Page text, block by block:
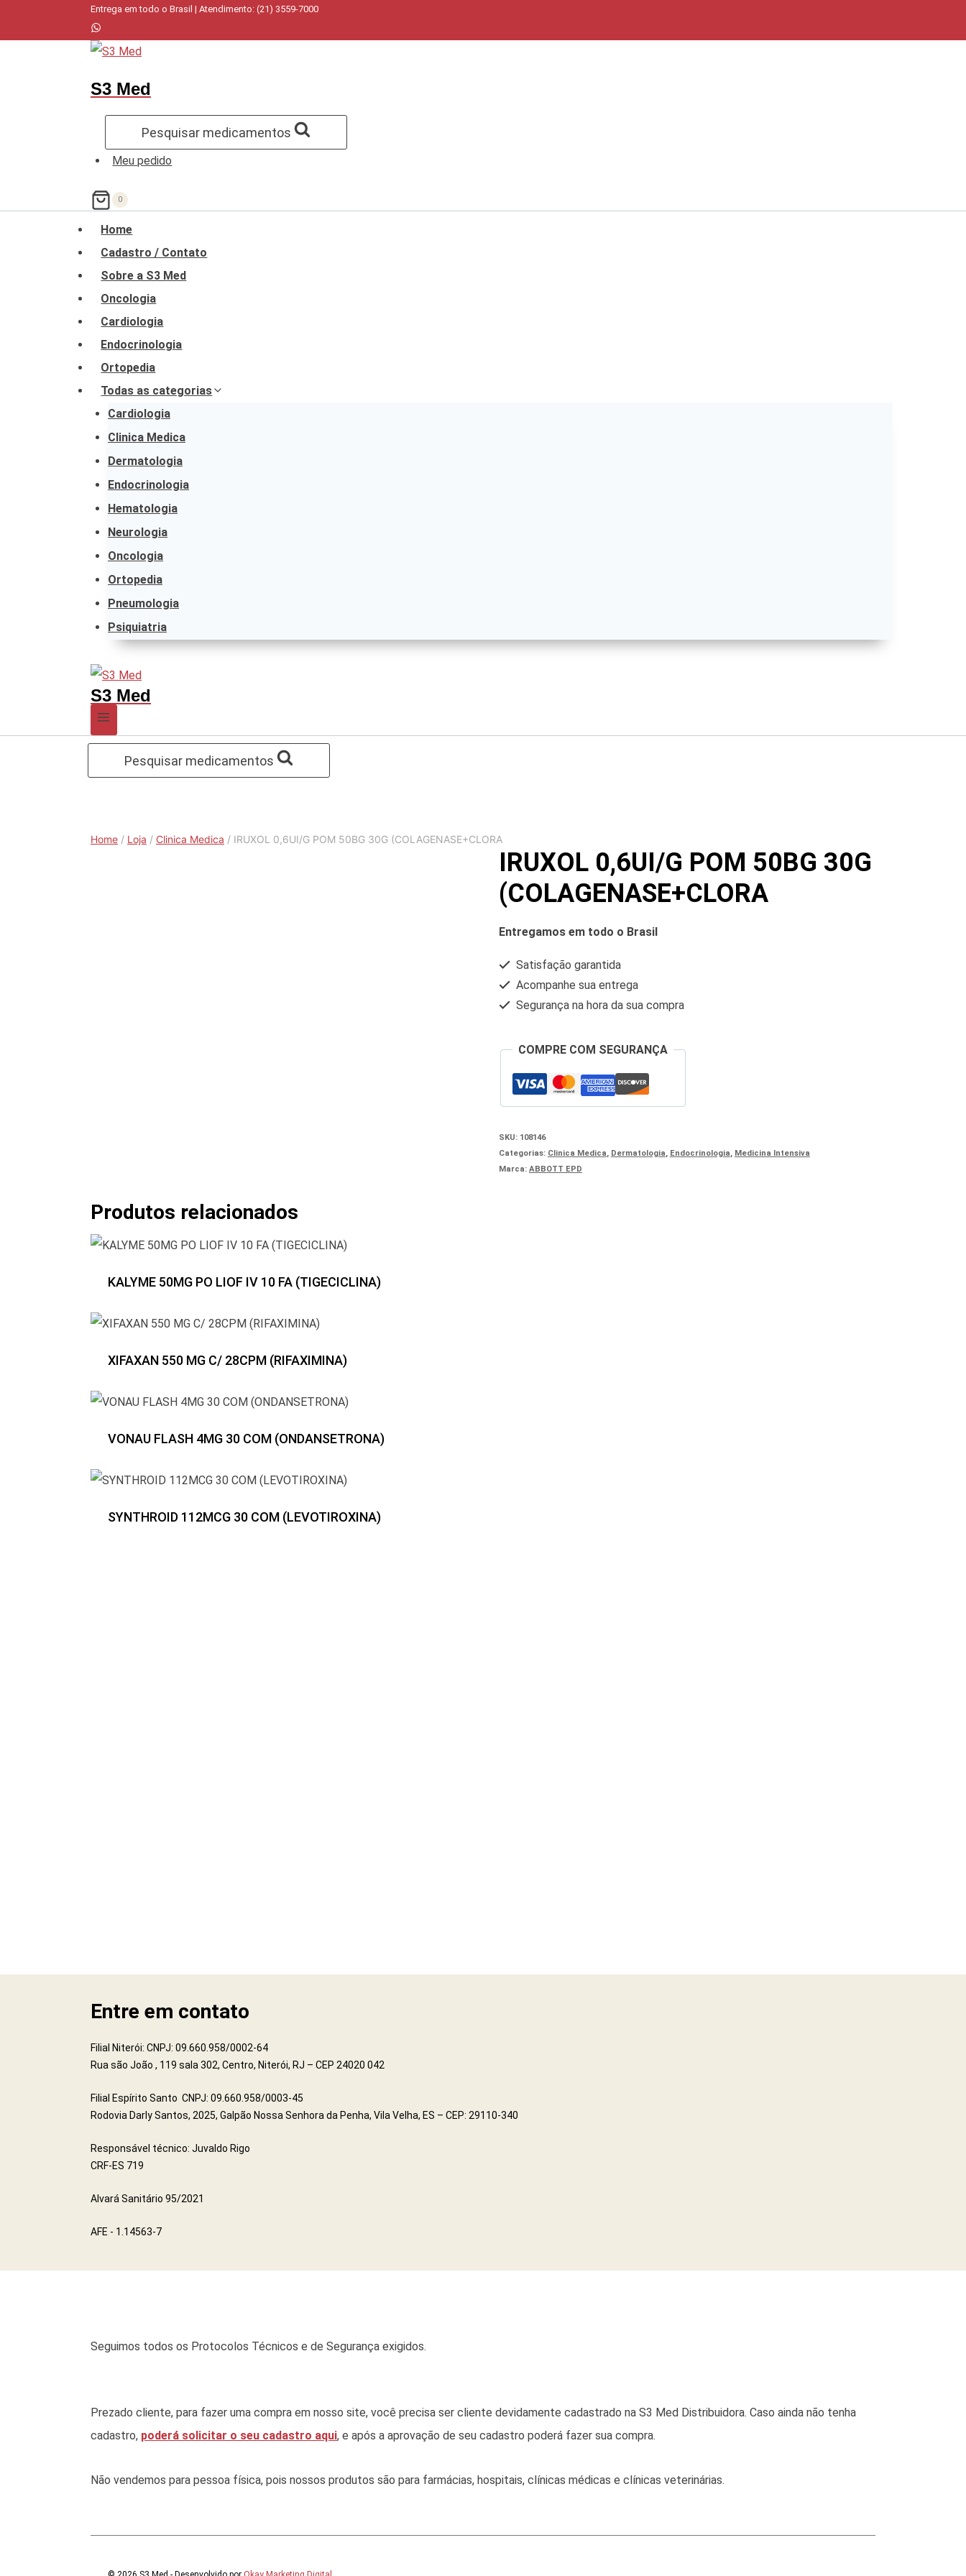
Entrega em todo o Brasil | Atendimento: (21) 3559-7000
S3 Med
Pesquisar medicamentos
Meu pedido
0
Home
Cadastro / Contato
Sobre a S3 Med
Oncologia
Cardiologia
Endocrinologia
Ortopedia
Todas as categorias
Cardiologia
Clinica Medica
Dermatologia
Endocrinologia
Hematologia
Neurologia
Oncologia
Ortopedia
Pneumologia
Psiquiatria
S3 Med
Pesquisar medicamentos
Home / Loja / Clinica Medica / IRUXOL 0,6UI/G POM 50BG 30G (COLAGENASE+CLORA
IRUXOL 0,6UI/G POM 50BG 30G
(COLAGENASE+CLORA
Entregamos em todo o Brasil
Satisfação garantida
Acompanhe sua entrega
Segurança na hora da sua compra
COMPRE COM SEGURANÇA
SKU: 108146
Categorias: Clinica Medica, Dermatologia, Endocrinologia, Medicina Intensiva
Marca: ABBOTT EPD
Produtos relacionados
KALYME 50MG PO LIOF IV 10 FA (TIGECICLINA)
XIFAXAN 550 MG C/ 28CPM (RIFAXIMINA)
VONAU FLASH 4MG 30 COM (ONDANSETRONA)
SYNTHROID 112MCG 30 COM (LEVOTIROXINA)
Entre em contato
Filial Niterói: CNPJ: 09.660.958/0002-64
Rua são João , 119 sala 302, Centro, Niterói, RJ – CEP 24020 042
Filial Espírito Santo CNPJ: 09.660.958/0003-45
Rodovia Darly Santos, 2025, Galpão Nossa Senhora da Penha, Vila Velha, ES – CEP: 29110-340
Responsável técnico: Juvaldo Rigo
CRF-ES 719
Alvará Sanitário 95/2021
AFE - 1.14563-7
Seguimos todos os Protocolos Técnicos e de Segurança exigidos.
Prezado cliente, para fazer uma compra em nosso site, você precisa ser cliente devidamente cadastrado na S3 Med Distribuidora. Caso ainda não tenha
cadastro, poderá solicitar o seu cadastro aqui, e após a aprovação de seu cadastro poderá fazer sua compra.
Não vendemos para pessoa física, pois nossos produtos são para farmácias, hospitais, clínicas médicas e clínicas veterinárias.